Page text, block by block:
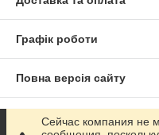
Графік роботи
Повна версія сайту
Сайт створено на
Сейчас компания не